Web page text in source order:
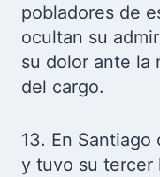
pobladores de
ocultan su
su dolor ante la
del cargo.
13. En
y tuvo su tercer